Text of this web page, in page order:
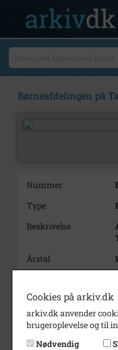
Børneafdelingen på
Nummer
Type
Beskrivelse
Årstal
Fotograf
Se på kort
Type
Cookies på arkiv.dk
arkiv.dk anvender
brugeroplevelse og til
Nødvendig